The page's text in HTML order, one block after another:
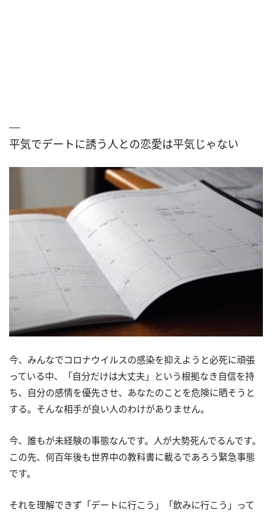
平気でデートに誘う人との恋愛は平気じゃない
今、みんなでコロナウイルスの感染を抑えようと必死に頑張
っている中、「自分だけは大丈夫」という根拠なき自信を持
ち、自分の感情を優先させ、あなたのことを危険に晒そうと
する。そんな相手が良い人のわけがありません。
今、誰もが未経験の事態なんです。人が大勢死んでるんです。
この先、何百年後も世界中の教科書に載るであろう緊急事態
です。
それを理解できず「デートに行こう」「飲みに行こう」って